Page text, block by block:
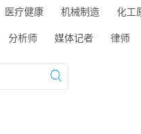
医疗健康 机械制造 化工
分析师 媒体记者 律师